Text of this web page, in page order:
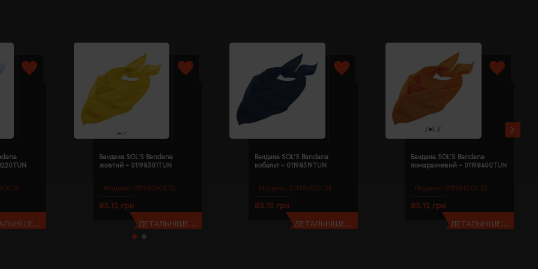
Модель: 01198(SOL’S)
Бандана SOL'S Bandana
жовтий - 01198301TUN
85.12 грн
ДЕТАЛЬНІШЕ...
Модель: 01198(SOL’S)
Бандана SOL'S Bandana
кобальт - 01198319TUN
85.12 грн
ДЕТАЛЬНІШЕ...
Модель: 01198(SOL’S)
Бандана SOL'S Bandana
помаранчевий - 01198400TUN
85.12 грн
ДЕТАЛЬНІШЕ...